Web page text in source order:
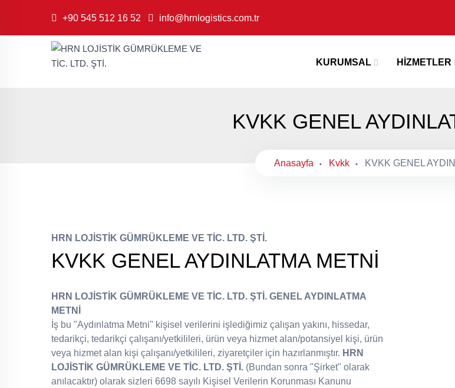
+90 545 512 16 52 info@hrnlogistics.com.tr
KURUMSAL HİZMETLER
KVKK GENEL
Anasayfa Kvkk KVKK GENEL
HRN LOJİSTİK GÜMRÜKLEME VE TİC. LTD. ŞTİ.
KVKK GENEL AYDINLATMA METNİ
HRN LOJİSTİK GÜMRÜKLEME VE TİC. LTD. ŞTİ. GENEL AYDINLATMA
METNİ
İş bu "Aydınlatma Metni" kişisel verilerini işlediğimiz çalışan yakını, hissedar,
tedarikçi, tedarikçi çalışanı/yetkilileri, ürün veya hizmet alan/potansiyel kişi, ürün
veya hizmet alan kişi çalışanı/yetkilileri, ziyaretçiler için hazırlanmıştır. HRN
LOJİSTİK GÜMRÜKLEME VE TİC. LTD. ŞTİ. (Bundan sonra "Şirket" olarak
anılacaktır) olarak sizleri 6698 sayılı Kişisel Verilerin Korunması Kanunu